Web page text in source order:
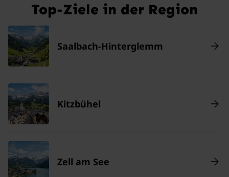
Top-Ziele in der Region
Saalbach-Hinterglemm
Kitzbühel
Zell am See